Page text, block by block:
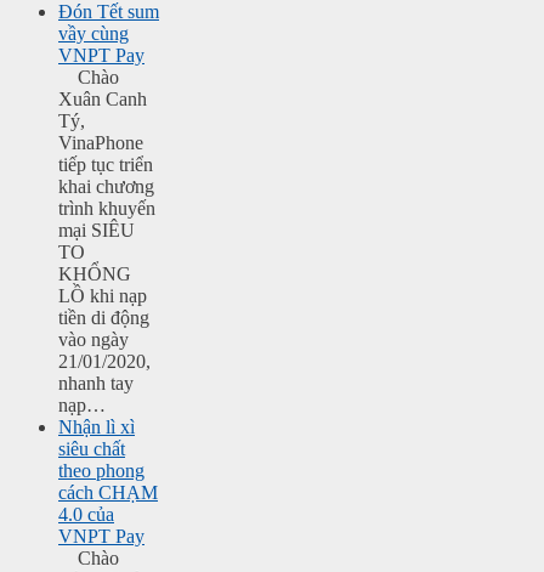
Đón Tết sum
vầy cùng
VNPT Pay
Chào
Xuân Canh
Tý,
VinaPhone
tiếp tục triển
khai chương
trình khuyến
mại SIÊU
TO
KHỔNG
LỒ khi nạp
tiền di động
vào ngày
21/01/2020,
nhanh tay
nạp…
Nhận lì xì
siêu chất
theo phong
cách CHẠM
4.0 của
VNPT Pay
Chào